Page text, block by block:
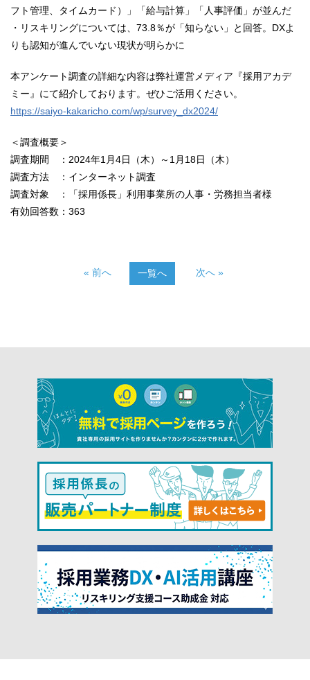
フト管理、タイムカード）」「給与計算」「人事評価」が並んだ
・リスキリングについては、73.8％が「知らない」と回答。DXよ
りも認知が進んでいない現状が明らかに
本アンケート調査の詳細な内容は弊社運営メディア『採用アカデ
ミー』にて紹介しております。ぜひご活用ください。
https://saiyo-kakaricho.com/wp/survey_dx2024/
＜調査概要＞
調査期間 ：2024年1月4日（木）～1月18日（木）
調査方法 ：インターネット調査
調査対象 ：「採用係長」利用事業所の人事・労務担当者様
有効回答数：363
« 前へ 一覧へ 次へ »